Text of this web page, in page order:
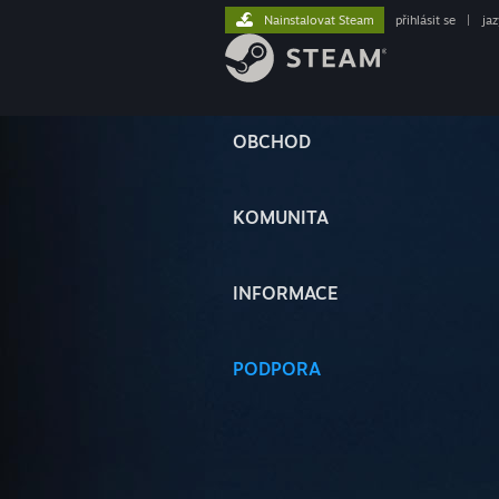
OBCHOD
KOMUNITA
INFORMACE
PODPORA
Nainstalovat Steam přihlásit se